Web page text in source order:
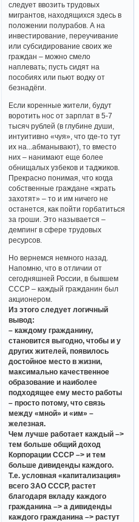
следует ввозить трудовых
мигрантов, находящихся здесь в
положении полурабов. А на
инвестирование, переучивание
или субсидирование своих же
граждан – можно смело
наплевать; пусть сидят на
пособиях или пьют водку от
безнадёги.
Если коренные жители, будут
воротить нос от зарплат в 5-7
тысяч рублей (в глубине души,
интуитивно «чуя», что где-то тут
их на...абманывают), то вместо
них – нанимают еще более
обнищалых узбеков и таджиков.
Прекрасно понимая, что когда
собственные граждане «жрать
захотят» – то и им ничего не
останется, как пойти горбатиться
за гроши. Это называется –
демпинг в сфере трудовых
ресурсов.
Но вернемся немного назад.
Напомню, что в отличии от
сегодняшней России, в бывшем
СССР – каждый гражданин был
акционером.
Из этого следует логичный
вывод:
– каждому гражданину,
становится выгодно, чтобы и у
других жителей, появилось
достойное место в жизни,
максимально качественное
образование и наиболее
подходящее ему место работы
– просто потому, что связь
между «мной» и «им» –
железная.
Чем лучше работает каждый –>
тем больше общий доход
Корпорации СССР –> и тем
больше дивиденды каждого.
Т.е. условная «капитализация»
всего ЗАО СССР, растет
благодаря вкладу каждого
гражданина –> а дивиденды
каждого гражданина –> растут